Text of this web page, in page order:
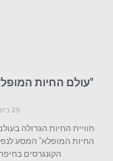
"עולם החיות
29 ביוני 2026
חוויית החיות הגדולה
החיות המופלא" המסע
הקונגרסים